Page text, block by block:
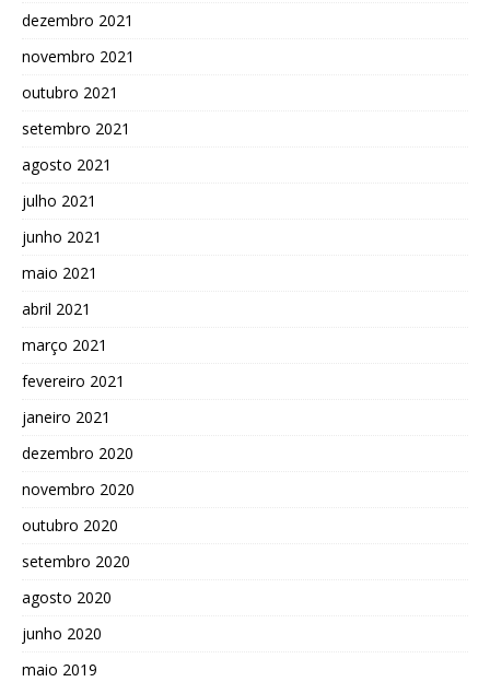
dezembro 2021
novembro 2021
outubro 2021
setembro 2021
agosto 2021
julho 2021
junho 2021
maio 2021
abril 2021
março 2021
fevereiro 2021
janeiro 2021
dezembro 2020
novembro 2020
outubro 2020
setembro 2020
agosto 2020
junho 2020
maio 2019